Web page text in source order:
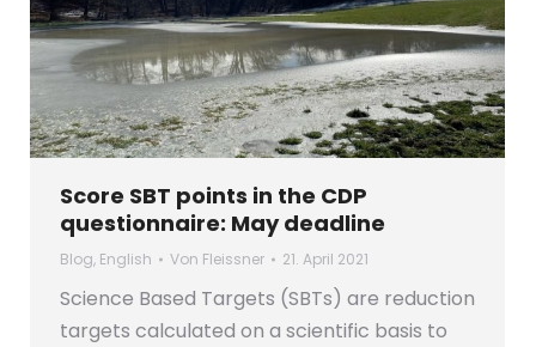
Score SBT points in the CDP
questionnaire: May deadline
Blog, English Von Fleissner 21. April 2021
Science Based Targets (SBTs) are reduction
targets calculated on a scientific basis to